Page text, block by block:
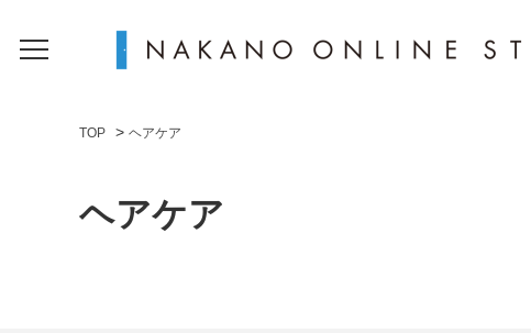
TOP > ヘアケア
ヘアケア